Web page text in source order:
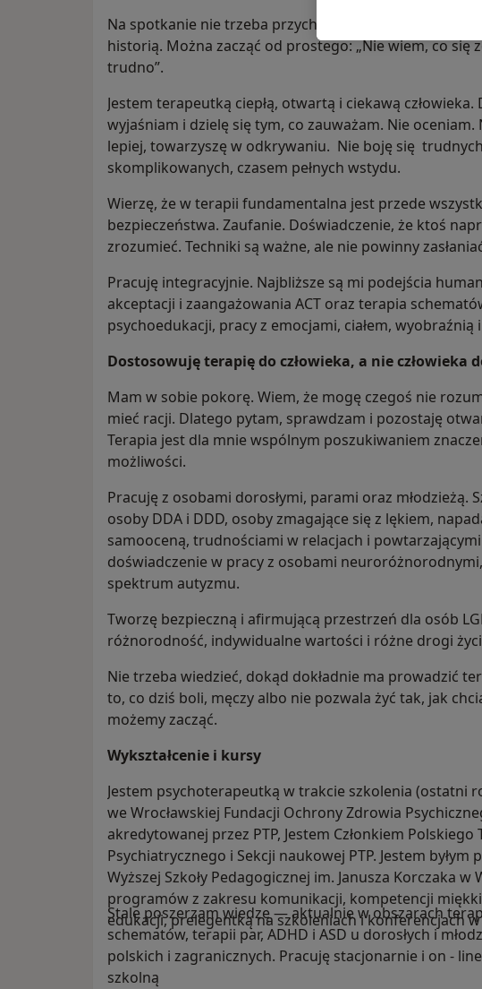
Na spotkanie nie trzeba przychodzić z gotową
historią. Można zacząć od prostego: „Nie wiem, co się
trudno”.
Jestem terapeutką ciepłą, otwartą i ciekawą
wyjaśniam i dzielę się tym, co zauważam. Nie oceniam.
lepiej, towarzyszę w odkrywaniu. Nie boję się
skomplikowanych, czasem pełnych wstydu.
Wierzę, że w terapii fundamentalna jest przede
bezpieczeństwa. Zaufanie. Doświadczenie, że ktoś
zrozumieć. Techniki są ważne, ale nie powinny
Pracuję integracyjnie. Najbliższe są mi podejścia
akceptacji i zaangażowania ACT oraz terapia
psychoedukacji, pracy z emocjami, ciałem, wyobraźnią
Dostosowuję terapię do człowieka, a nie człowieka
Mam w sobie pokorę. Wiem, że mogę czegoś nie
mieć racji. Dlatego pytam, sprawdzam i pozostaję
Terapia jest dla mnie wspólnym poszukiwaniem
możliwości.
Pracuję z osobami dorosłymi, parami oraz młodzieżą.
osoby DDA i DDD, osoby zmagające się z lękiem,
samooceną, trudnościami w relacjach i
doświadczenie w pracy z osobami
spektrum autyzmu.
Tworzę bezpieczną i afirmującą przestrzeń dla osób
różnorodność, indywidualne wartości i różne drogi
Nie trzeba wiedzieć, dokąd dokładnie ma prowadzić
to, co dziś boli, męczy albo nie pozwala żyć tak, jak
możemy zacząć.
Wykształcenie i kursy
Jestem psychoterapeutką w trakcie szkolenia (ostatni
we Wrocławskiej Fundacji Ochrony Zdrowia
akredytowanej przez PTP, Jestem Członkiem Polskiego
Psychiatrycznego i Sekcji naukowej PTP. Jestem
Wyższej Szkoły Pedagogicznej im. Janusza Korczaka
programów z zakresu komunikacji, kompetencji
edukacji, prelegentką na szkoleniach i konferencjach
Stale poszerzam wiedzę — aktualnie w obszarach
schematów, terapii par, ADHD i ASD u dorosłych i
polskich i zagranicznych. Pracuję stacjonarnie i on -
szkolną